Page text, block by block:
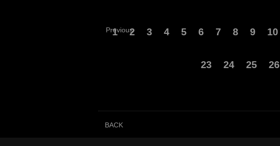
Previous
1 2 3 4 5 6 7 8 9 10
23 24 25 26
BACK